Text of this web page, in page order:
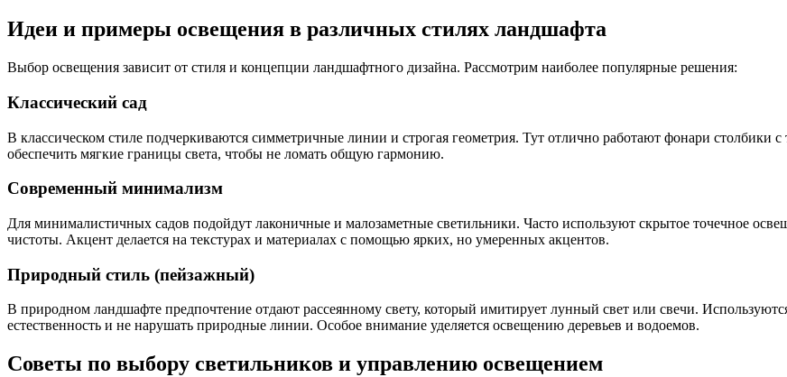
Идеи и примеры освещения в различных стилях ландшафта
Выбор освещения зависит от стиля и концепции ландшафтного дизайна. Рассмотрим наиболее популярные решения:
Классический сад
В классическом стиле подчеркиваются симметричные линии и строгая геометрия. Тут отлично работают фонари столбики
обеспечить мягкие границы света, чтобы не ломать общую гармонию.
Современный минимализм
Для минималистичных садов подойдут лаконичные и малозаметные светильники. Часто используют скрытое точечное
чистоты. Акцент делается на текстурах и материалах с помощью ярких, но умеренных акцентов.
Природный стиль (пейзажный)
В природном ландшафте предпочтение отдают рассеянному свету, который имитирует лунный свет или свечи.
естественность и не нарушать природные линии. Особое внимание уделяется освещению деревьев и водоемов.
Советы по выбору светильников и управлению освещением